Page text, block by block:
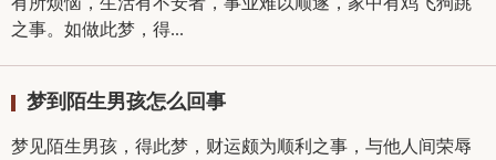
之事。如做此梦，得...
梦到陌生男孩怎么回事
梦见陌生男孩，得此梦，财运颇为顺利之事，与他人间荣辱